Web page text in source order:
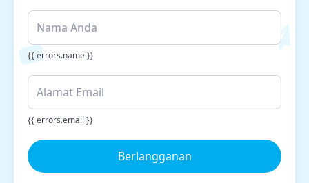
{{ errors.name }}
{{ errors.email }}
Berlangganan